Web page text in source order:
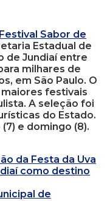
Festival Sabor de
Estadual de
de Jundiaí entre
milhares de
em São Paulo. O
festivais
A seleção foi
do Estado.
e domingo (8).
da Festa da Uva
como destino
de